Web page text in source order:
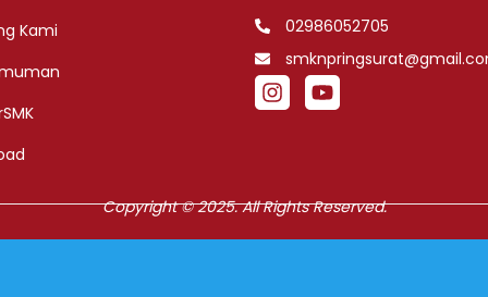
Kami
02986052705
Copyright © 2025. All Rights Reserved.